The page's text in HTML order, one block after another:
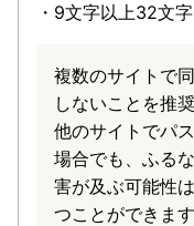
・9文字以上32文
複数のサイトで
しないことを推奨
他のサイトでパ
場合でも、ふる
害が及ぶ可能性
つことができます